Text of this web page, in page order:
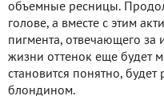
объемные ресницы.
голове, а вместе с этим
пигмента, отвечающего за
жизни оттенок еще будет
становится понятно,
блондином.